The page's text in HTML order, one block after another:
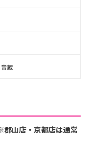
蔵
山店・京都店は通常